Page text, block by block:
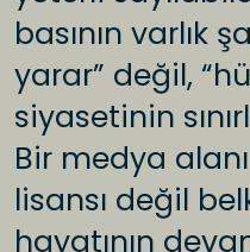
basının varlık
yarar” değil,
siyasetinin
Bir medya
lisansı değil
hayatının